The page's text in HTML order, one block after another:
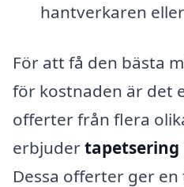
hantverkaren
För att få den bästa
för kostnaden är det
offerter från flera
erbjudertapetsering
Dessa offerter ger